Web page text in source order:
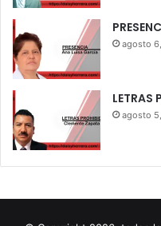
agosto
LETRAS
agosto